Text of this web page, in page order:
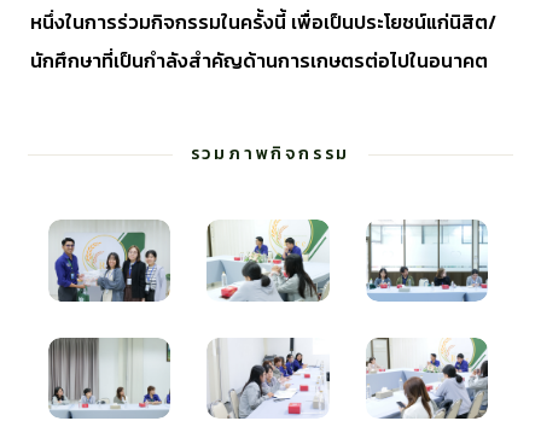
หนึ่งในการร่วมกิจกรรมในครั้งนี้ เพื่อเป็นประโยชน์แก่นิสิต/
นักศึกษาที่เป็นกำลังสำคัญด้านการเกษตรต่อไปในอนาคต
รวมภาพกิจกรรม